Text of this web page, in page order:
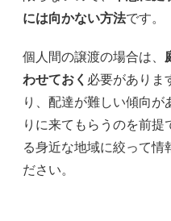
には向かない方法です。
個人間の譲渡の場合は、
わせておく 必要がありま
り、配達が難しい傾向が
りに来てもらうのを前提
る身近な地域に絞って情
ださい。